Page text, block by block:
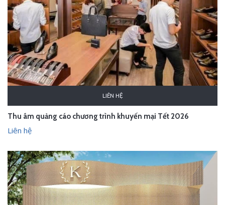
LIÊN HỆ
Thu âm quảng cáo chương trình khuyến mại Tết 2026
Liên hệ